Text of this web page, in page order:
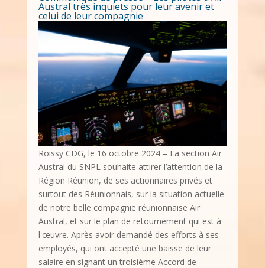
Austral très inquiets pour leur avenir et
celui de leur compagnie
Roissy CDG, le 16 octobre 2024 – La section Air
Austral du SNPL souhaite attirer l’attention de la
Région Réunion, de ses actionnaires privés et
surtout des Réunionnais, sur la situation actuelle
de notre belle compagnie réunionnaise Air
Austral, et sur le plan de retournement qui est à
l'œuvre. Après avoir demandé des efforts à ses
employés, qui ont accepté une baisse de leur
salaire en signant un troisième Accord de